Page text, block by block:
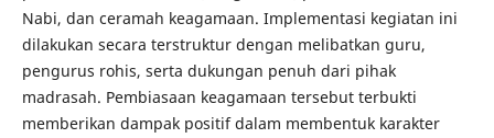
Nabi, dan ceramah keagamaan. Implementasi kegiatan ini
dilakukan secara terstruktur dengan melibatkan guru,
pengurus rohis, serta dukungan penuh dari pihak
madrasah. Pembiasaan keagamaan tersebut terbukti
memberikan dampak positif dalam membentuk karakter